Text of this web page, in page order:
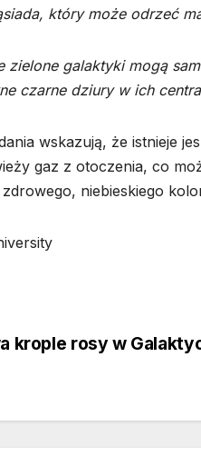
który może odrzeć
zielone galaktyki mogą
czarne dziury w ich
wskazują, że istnieje
gaz z otoczenia, co
niebieskiego
krople rosy w